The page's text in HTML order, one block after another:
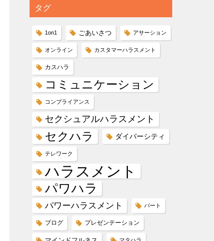
タグ
1on1 ごあいさつ アサーション
オンライン カスタマーハラスメント
カスハラ
コミュニケーション
コンプライアンス
セクシュアルハラスメント
セクハラ ダイバーシティ
テレワーク
ハラスメント
パワハラ
パワーハラスメント パート
ブログ プレゼンテーション